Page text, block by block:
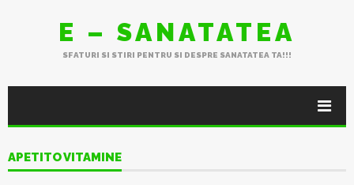
E – SANATATEA
SFATURI SI STIRI PENTRU SI DESPRE SANATATEA TA!!!
APETITO VITAMINE